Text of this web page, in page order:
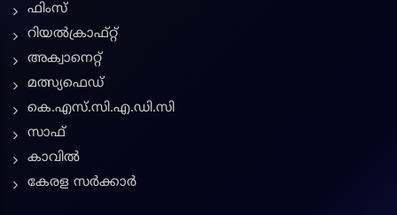
ഫിംസ്
റിയൽക്രാഫ്റ്റ്
അക്വാനെറ്റ്
മത്സ്യഫെഡ്
കെ.എസ്.സി.എ.ഡി.സി
സാഫ്
കാവിൽ
കേരള സർക്കാർ